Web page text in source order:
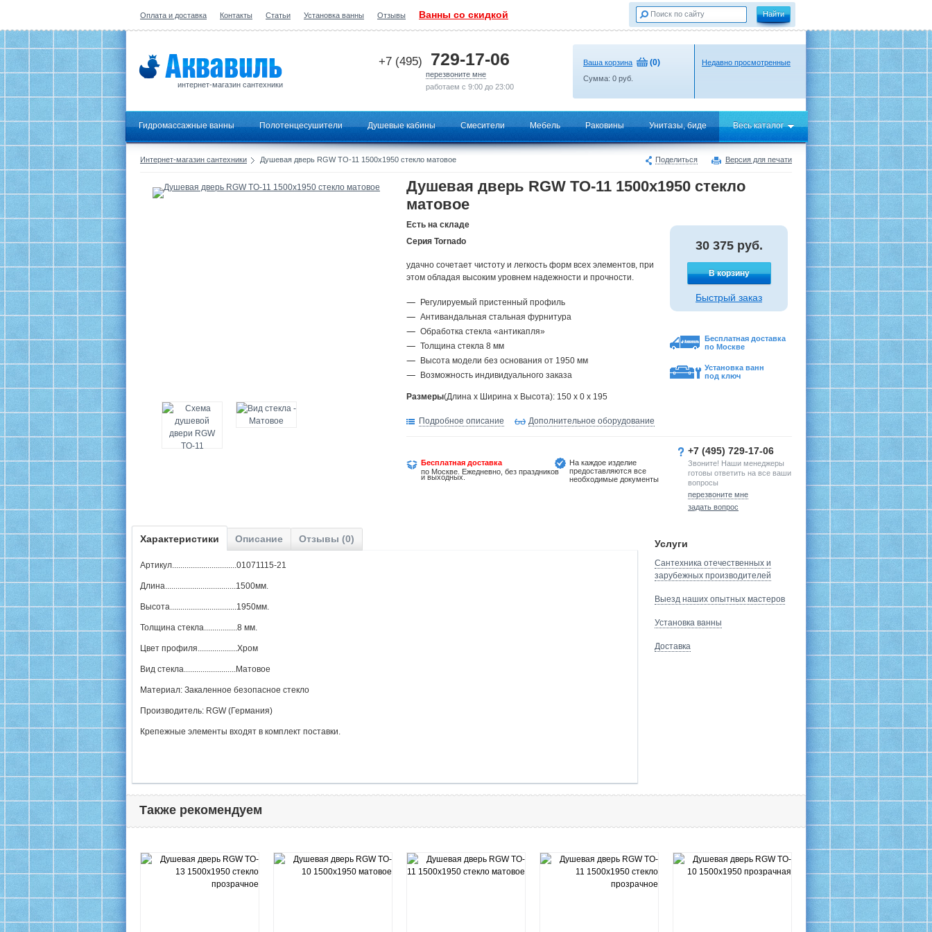
Оплата и доставка Контакты Статьи Установка ванны Отзывы Ванны со скидкой
интернет-магазин сантехники
+7 (495) 729-17-06
перезвоните мне
работаем с 9:00 до 23:00
Ваша корзина (0)
Сумма: 0 руб.
Недавно просмотренные
Гидромассажные ванны Полотенцесушители Душевые кабины Смесители Мебель Раковины Унитазы, биде Весь каталог
Поделиться Версия для печати
Интернет-магазин сантехники Душевая дверь RGW TO-11 1500x1950 стекло матовое
Душевая дверь RGW TO-11 1500x1950 стекло
матовое
Есть на складе
Серия Tornado
удачно сочетает чистоту и легкость форм всех элементов, при
этом обладая высоким уровнем надежности и прочности.
Регулируемый пристенный профиль
Антивандальная стальная фурнитура
Обработка стекла «антикапля»
Толщина стекла 8 мм
Высота модели без основания от 1950 мм
Возможность индивидуального заказа
Размеры(Длина х Ширина х Высота): 150 x 0 x 195
30 375 руб.
В корзину
Быстрый заказ
Бесплатная доставка
по Москве
Установка ванн
под ключ
Подробное описание Дополнительное оборудование
Бесплатная доставка
по Москве. Ежедневно, без праздников
и выходных.
На каждое изделие
предоставляются все
необходимые документы
+7 (495) 729-17-06
Звоните! Наши менеджеры
готовы ответить на все ваши
вопросы
перезвоните мне
задать вопрос
Характеристики Описание Отзывы (0)
Артикул...............................01071115-21
Длина..................................1500мм.
Высота................................1950мм.
Толщина стекла................8 мм.
Цвет профиля...................Хром
Вид стекла.........................Матовое
Материал: Закаленное безопасное стекло
Производитель: RGW (Германия)
Крепежные элементы входят в комплект поставки.
Услуги
Сантехника отечественных и
зарубежных производителей
Выезд наших опытных мастеров
Установка ванны
Доставка
Также рекомендуем